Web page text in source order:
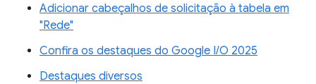
Adicionar cabeçalhos de solicitação à tabela em
"Rede"
Confira os destaques do Google I/O 2025
Destaques diversos